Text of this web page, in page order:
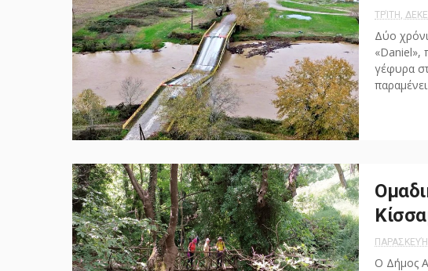
ΤΡΊΤΗ,
Δύο
«Daniel»,
γέφυρα
Ο Δήμος